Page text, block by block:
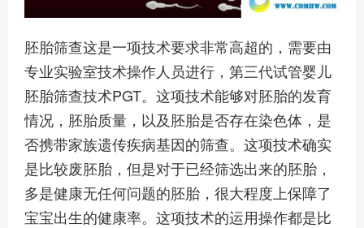
胚胎筛查这是一项技术要求非常高超的，需要由
专业实验室技术操作人员进行，第三代试管婴儿
胚胎筛查技术PGT。这项技术能够对胚胎的发育
情况，胚胎质量，以及胚胎是否存在染色体，是
否携带家族遗传疾病基因的筛查。这项技术确实
是比较废胚胎，但是对于已经筛选出来的胚胎，
多是健康无任何问题的胚胎，很大程度上保障了
宝宝出生的健康率。这项技术的运用操作都是比